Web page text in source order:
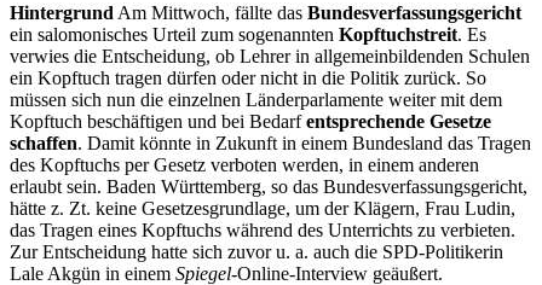
Hintergrund Am Mittwoch, fällte das Bundesverfassungsgericht
ein salomonisches Urteil zum sogenannten Kopftuchstreit. Es
verwies die Entscheidung, ob Lehrer in allgemeinbildenden Schulen
ein Kopftuch tragen dürfen oder nicht in die Politik zurück. So
müssen sich nun die einzelnen Länderparlamente weiter mit dem
Kopftuch beschäftigen und bei Bedarfentsprechende Gesetze
schaffen. Damit könnte in Zukunft in einem Bundesland das Tragen
des Kopftuchs per Gesetz verboten werden, in einem anderen
erlaubt sein. Baden Württemberg, so das Bundesverfassungsgericht,
hätte z. Zt. keine Gesetzesgrundlage, um der Klägern, Frau Ludin,
das Tragen eines Kopftuchs während des Unterrichts zu verbieten.
Zur Entscheidung hatte sich zuvor u. a. auch die SPD-Politikerin
Lale Akgün in einem Spiegel-Online-Interview geäußert.